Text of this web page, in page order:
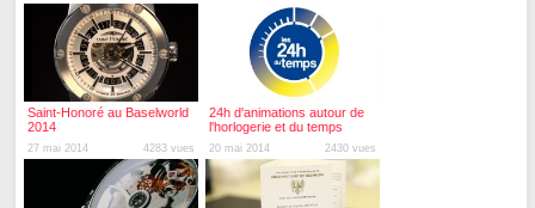
Saint-Honoré au Baselworld
2014
27 mai 2014 4283 vues
24h d'animations autour de
l'horlogerie et du temps
20 mai 2014 2430 vues